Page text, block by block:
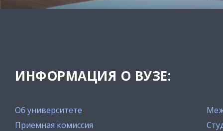
ИНФОРМАЦИЯ О ВУЗЕ:
Об университете
Приемная комиссия